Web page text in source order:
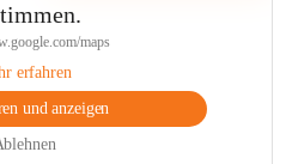
maps
erfahren
und anzeigen